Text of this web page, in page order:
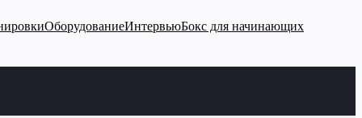
ОборудованиеИнтервьюБокс для начинающих